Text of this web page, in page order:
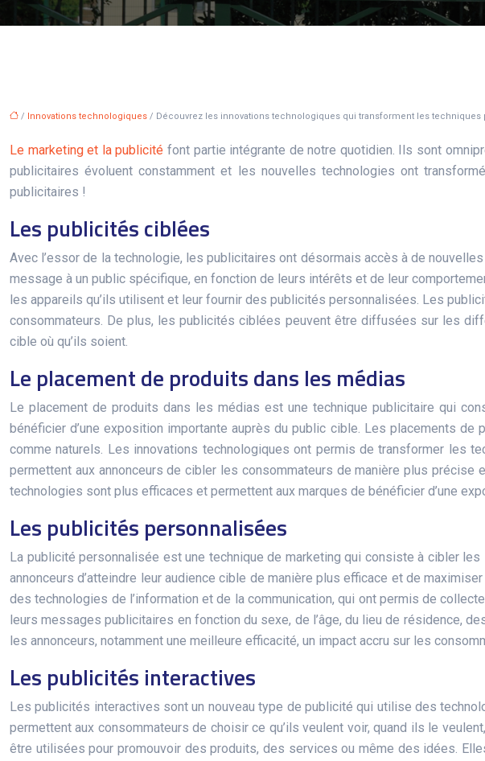
/ Innovations technologiques / Découvrez les innovations technologiques qui transforment les techniques
Le marketing et la publicité font partie intégrante de notre quotidien. Ils sont
publicitaires évoluent constamment et les nouvelles technologies ont
publicitaires !
Les publicités ciblées
Avec l’essor de la technologie, les publicitaires ont désormais accès à de
message à un public spécifique, en fonction de leurs intérêts et de leur
les appareils qu’ils utilisent et leur fournir des publicités personnalisées. Les
consommateurs. De plus, les publicités ciblées peuvent être diffusées sur les
cible où qu’ils soient.
Le placement de produits dans les médias
Le placement de produits dans les médias est une technique publicitaire qui
bénéficier d’une exposition importante auprès du public cible. Les placements
comme naturels. Les innovations technologiques ont permis de transformer les
permettent aux annonceurs de cibler les consommateurs de manière plus
technologies sont plus efficaces et permettent aux marques de bénéficier d’une
Les publicités personnalisées
La publicité personnalisée est une technique de marketing qui consiste à cibler
annonceurs d’atteindre leur audience cible de manière plus efficace et de
des technologies de l’information et de la communication, qui ont permis de
leurs messages publicitaires en fonction du sexe, de l’âge, du lieu de résidence,
les annonceurs, notamment une meilleure efficacité, un impact accru sur les
Les publicités interactives
Les publicités interactives sont un nouveau type de publicité qui utilise des
permettent aux consommateurs de choisir ce qu’ils veulent voir, quand ils le
être utilisées pour promouvoir des produits, des services ou même des idées.